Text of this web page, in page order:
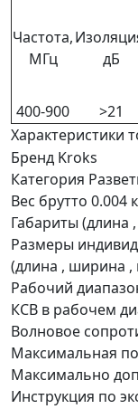
Частота,
МГц
дБ
400-900 >21
Характеристики
Бренд Kroks
Категория
Вес брутто 0.004
Габариты (длина
Размеры
(длина , ширина ,
Рабочий
КСВ в рабочем
Волновое
Максимальная
Максимально
Инструкция по